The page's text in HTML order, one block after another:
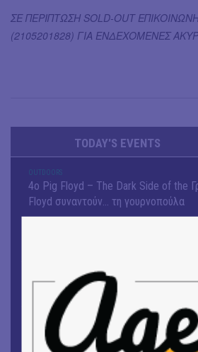
ΣΕ ΠΕΡΙΠΤΩΣΗ SOLD-OUT
(2105201828) ΓΙΑ ΕΝΔΕΧΟΜΕΝΕΣ
TODAY'S EVENTS
OUTDΟORS
4ο Pig Floyd – The Dark Side of the
Floyd συναντούν… τη γουρνοπούλα
ANILIO PARK FESTIVAL 2026
ΜΟΥΣΙΚΗ
Το 6ο Kournos Music Festival στη